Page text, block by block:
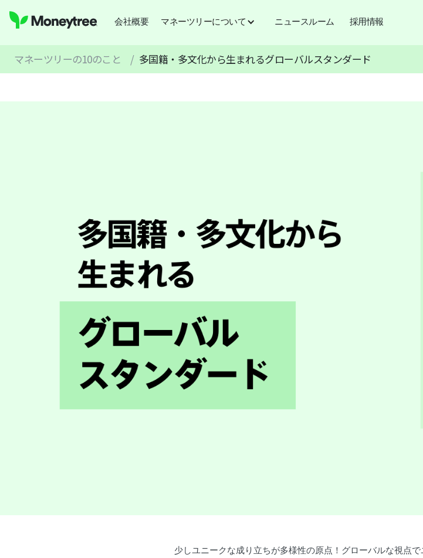
会社概要 マネーツリーについて ニュースルーム 採用情報
マネーツリーの10のこと / 多国籍・多文化から生まれるグローバルスタンダード
少しユニークな成り立ちが多様性の原点！グローバルな視点